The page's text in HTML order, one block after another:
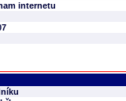
internetu